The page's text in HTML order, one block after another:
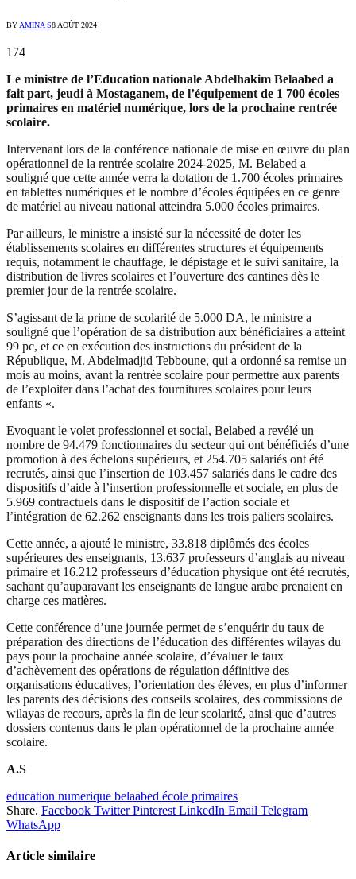
BYAMINA S8 AOÛT 2024
174
Le ministre de l’Education nationale Abdelhakim Belaabed a
fait part, jeudi à Mostaganem, de l’équipement de 1 700 écoles
primaires en matériel numérique, lors de la prochaine rentrée
scolaire.
Intervenant lors de la conférence nationale de mise en œuvre du plan
opérationnel de la rentrée scolaire 2024-2025, M. Belabed a
souligné que cette année verra la dotation de 1.700 écoles primaires
en tablettes numériques et le nombre d’écoles équipées en ce genre
de matériel au niveau national atteindra 5.000 écoles primaires.
Par ailleurs, le ministre a insisté sur la nécessité de doter les
établissements scolaires en différentes structures et équipements
requis, notamment le chauffage, le dépistage et le suivi sanitaire, la
distribution de livres scolaires et l’ouverture des cantines dès le
premier jour de la rentrée scolaire.
S’agissant de la prime de scolarité de 5.000 DA, le ministre a
souligné que l’opération de sa distribution aux bénéficiaires a atteint
99 pc, et ce en exécution des instructions du président de la
République, M. Abdelmadjid Tebboune, qui a ordonné sa remise un
mois au moins, avant la rentrée scolaire pour permettre aux parents
de l’exploiter dans l’achat des fournitures scolaires pour leurs
enfants «.
Evoquant le volet professionnel et social, Belabed a revélé un
nombre de 94.479 fonctionnaires du secteur qui ont bénéficiés d’une
promotion à des échelons supérieurs, et 254.705 salariés ont été
recrutés, ainsi que l’insertion de 103.457 salariés dans le cadre des
dispositifs d’aide à l’insertion professionnelle et sociale, en plus de
5.969 contractuels dans le dispositif de l’action sociale et
l’intégration de 62.262 enseignants dans les trois paliers scolaires.
Cette année, a ajouté le ministre, 33.818 diplômés des écoles
supérieures des enseignants, 13.637 professeurs d’anglais au niveau
primaire et 16.212 professeurs d’éducation physique ont été recrutés,
sachant qu’auparavant les enseignants de langue arabe prenaient en
charge ces matières.
Cette conférence d’une journée permet de s’enquérir du taux de
préparation des directions de l’éducation des différentes wilayas du
pays pour la prochaine année scolaire, d’évaluer le taux
d’achèvement des opérations de régulation définitive des
organisations éducatives, l’orientation des élèves, en plus d’informer
les parents des décisions des conseils scolaires, des commissions de
wilayas de recours, après la fin de leur scolarité, ainsi que d’autres
dossiers contenus dans le plan opérationnel de la prochaine année
scolaire.
A.S
education numerique belaabed école primaires
Share. Facebook Twitter Pinterest LinkedIn Email Telegram
WhatsApp
Article similaire